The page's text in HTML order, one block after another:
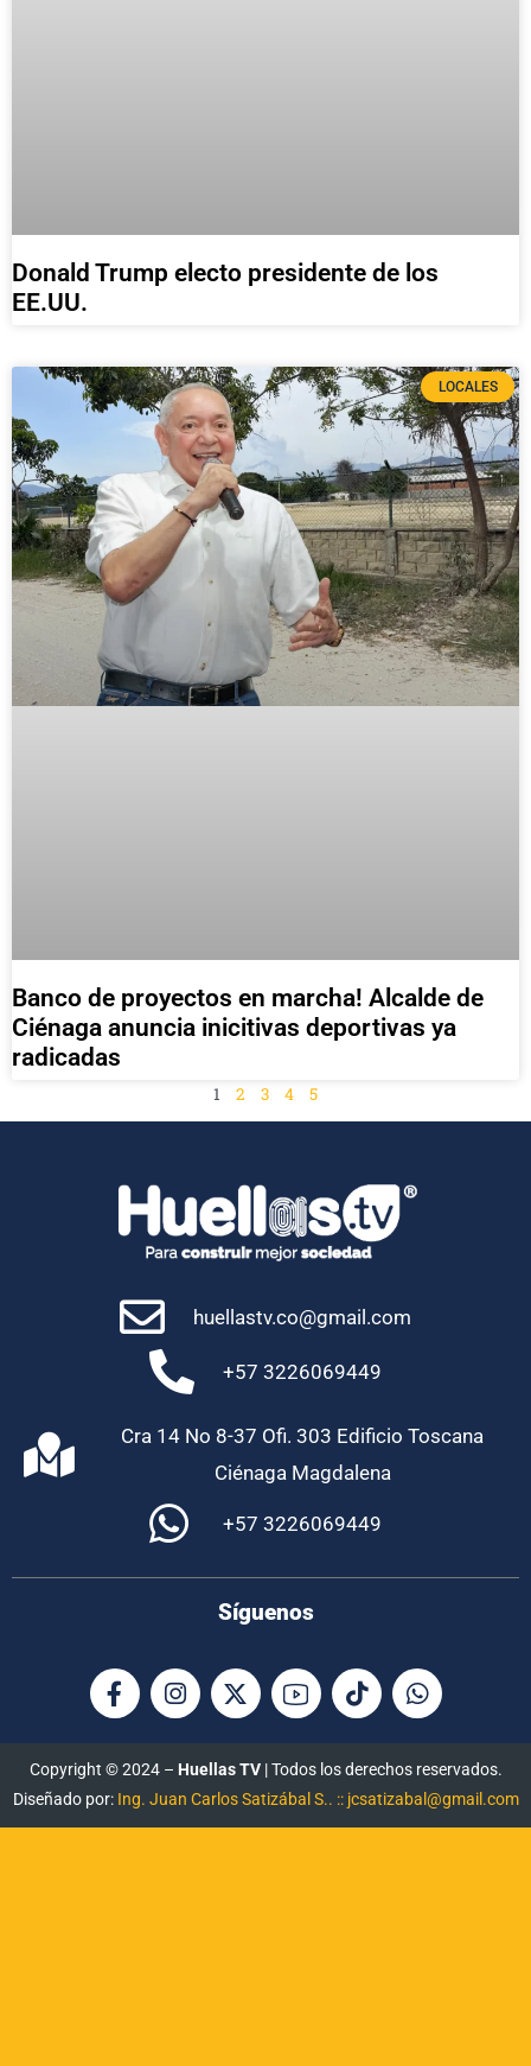
Donald Trump electo presidente de los
EE.UU.
LOCALES
Banco de proyectos en marcha! Alcalde de
Ciénaga anuncia inicitivas deportivas ya
radicadas
1 2 3 4 5
huellastv.co@gmail.com
+57 3226069449
Cra 14 No 8-37 Ofi. 303 Edificio Toscana
Ciénaga Magdalena
+57 3226069449
Síguenos
Copyright © 2024 – Huellas TV| Todos los derechos reservados.
Diseñado por: Ing. Juan Carlos Satizábal S.. :: jcsatizabal@gmail.com